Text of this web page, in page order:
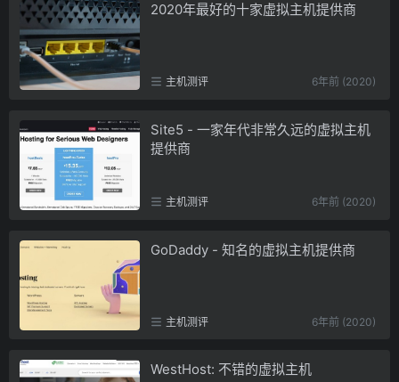
2020年最好的十家虚拟主机提供商
主机测评 6年前 (2020)
Site5 - 一家年代非常久远的虚拟主机
提供商
主机测评 6年前 (2020)
GoDaddy - 知名的虚拟主机提供商
主机测评 6年前 (2020)
WestHost: 不错的虚拟主机